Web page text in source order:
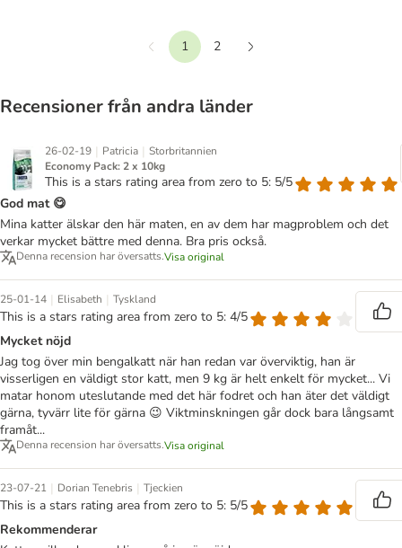
Föregående
1
2
Recensioner från andra länder
26-02-19 | Patricia | Storbritannien
Economy Pack: 2 x 10kg
This is a stars rating area from zero to 5: 5/5
God mat 😋
Mina katter älskar den här maten, en av dem har magproblem och det
verkar mycket bättre med denna. Bra pris också.
Denna recension har översatts.Visa original
25-01-14 | Elisabeth | Tyskland
This is a stars rating area from zero to 5: 4/5
Mycket nöjd
Jag tog över min bengalkatt när han redan var överviktig, han är
visserligen en väldigt stor katt, men 9 kg är helt enkelt för mycket... Vi
matar honom uteslutande med det här fodret och han äter det väldigt
gärna, tyvärr lite för gärna 😉 Viktminskningen går dock bara långsamt
framåt...
Denna recension har översatts.Visa original
23-07-21 | Dorian Tenebris | Tjeckien
This is a stars rating area from zero to 5: 5/5
Rekommenderar